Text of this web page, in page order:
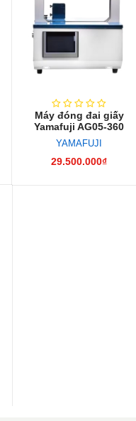
Máy đóng đai giấy
Yamafuji AG05-360
YAMAFUJI
29.500.000₫